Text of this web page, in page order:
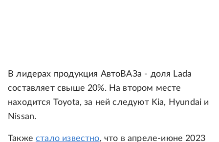
В лидерах продукция АвтоВАЗа - доля Lada
составляет свыше 20%. На втором месте
находится Toyota, за ней следуют Kia, Hyundai и
Nissan.
Такжестало известно, что в апреле-июне 2023